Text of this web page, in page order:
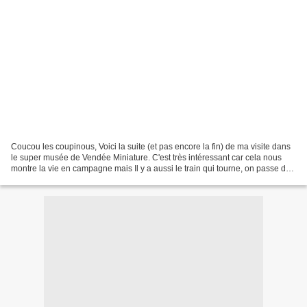
Coucou les coupinous, Voici la suite (et pas encore la fin) de ma visite dans
le super musée de Vendée Miniature. C'est très intéressant car cela nous
montre la vie en campagne mais Il y a aussi le train qui tourne, on passe du